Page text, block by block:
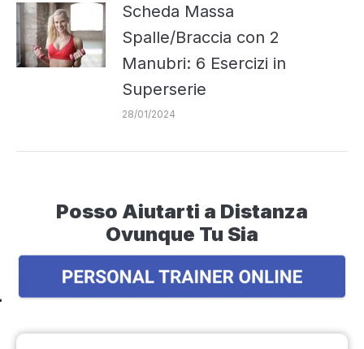
Scheda Massa
Spalle/Braccia con 2
Manubri: 6 Esercizi in
Superserie
28/01/2024
Posso Aiutarti a Distanza
Ovunque Tu Sia